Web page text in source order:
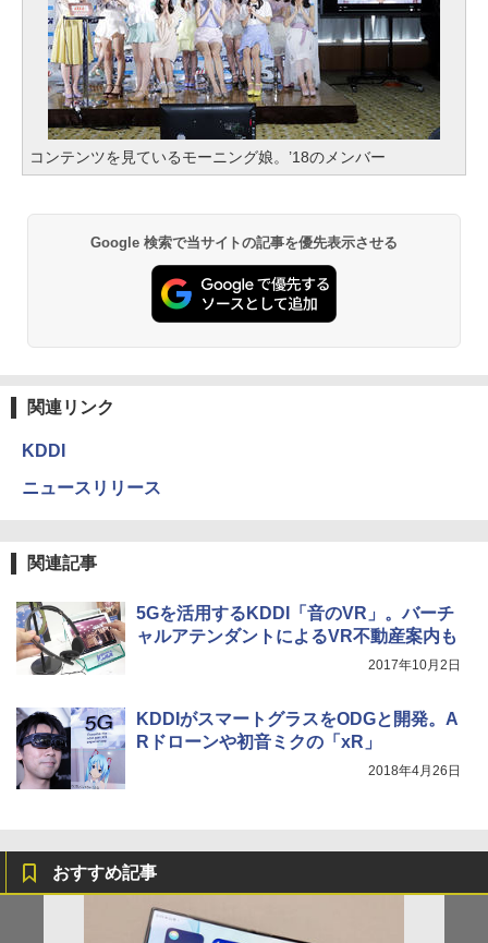
コンテンツを見ているモーニング娘。’18のメンバー
Google 検索で当サイトの記事を優先表示させる
関連リンク
KDDI
ニュースリリース
関連記事
5Gを活用するKDDI「音のVR」。バーチ
ャルアテンダントによるVR不動産案内も
2017年10月2日
KDDIがスマートグラスをODGと開発。A
Rドローンや初音ミクの「xR」
2018年4月26日
おすすめ記事